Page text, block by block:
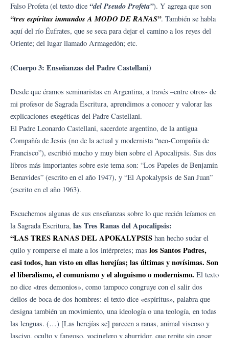
Falso Profeta (el texto dice “del Pseudo Profeta”). Y agrega que son
“tres espíritus inmundos A MODO DE RANAS”. También se habla
aquí del río Éufrates, que se seca para dejar el camino a los reyes del
Oriente; del lugar llamado Armagedón; etc.
(Cuerpo 3: Enseñanzas del Padre Castellani)
Desde que éramos seminaristas en Argentina, a través –entre otros- de
mi profesor de Sagrada Escritura, aprendimos a conocer y valorar las
explicaciones exegéticas del Padre Castellani.
El Padre Leonardo Castellani, sacerdote argentino, de la antigua
Compañía de Jesús (no de la actual y modernista “neo-Compañía de
Francisco”), escribió mucho y muy bien sobre el Apocalipsis. Sus dos
libros más importantes sobre este tema son: “Los Papeles de Benjamín
Benavides” (escrito en el año 1947), y “El Apokalypsis de San Juan”
(escrito en el año 1963).
Escuchemos algunas de sus enseñanzas sobre lo que recién leíamos en
la Sagrada Escritura, las Tres Ranas del Apocalipsis:
“LAS TRES RANAS DEL APOKALYPSIS han hecho sudar el
quilo y romperse el mate a los intérpretes; mas los Santos Padres,
casi todos, han visto en ellas herejías; las últimas y novísimas. Son
el liberalismo, el comunismo y el aloguismo o modernismo. El texto
no dice «tres demonios», como tampoco congruye con el salir dos
dellos de boca de dos hombres: el texto dice «espíritus», palabra que
designa también un movimiento, una ideología o una teología, en todas
las lenguas. (…) [Las herejías se] parecen a ranas, animal viscoso y
lascivo, oculto y fangoso, vocinglero y aburridor, que repite sin cesar